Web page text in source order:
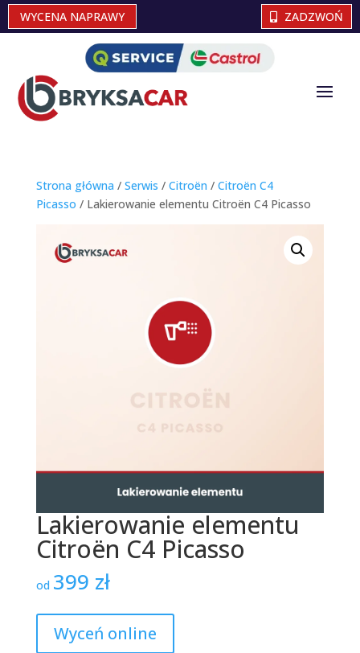
WYCENA NAPRAWY ZADZWOŃ
Strona główna / Serwis / Citroën / Citroën C4
Picasso / Lakierowanie elementu Citroën C4 Picasso
Lakierowanie elementu
Citroën C4 Picasso
od 399 zł
Wyceń online